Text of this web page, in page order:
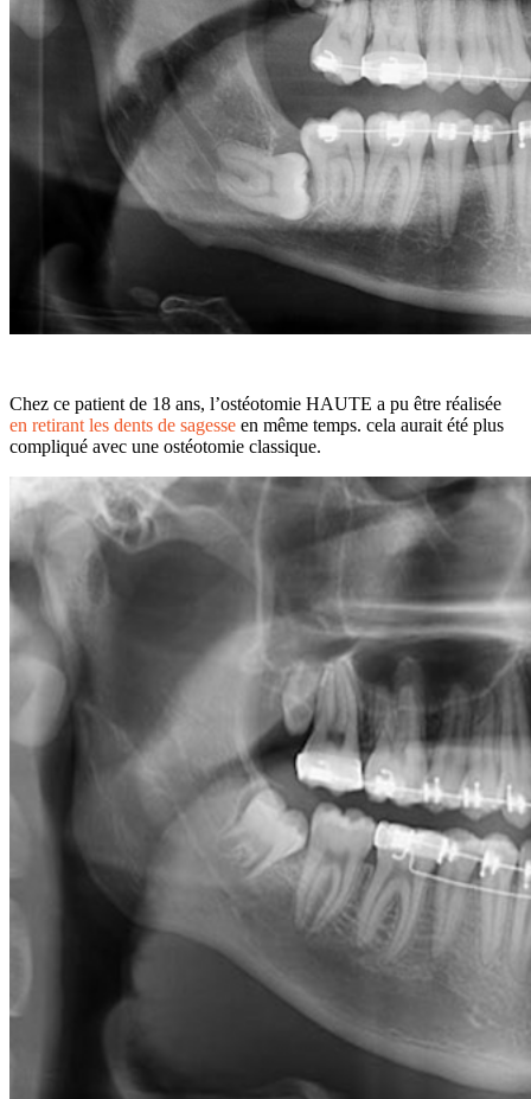
Chez ce patient de 18 ans, l’ostéotomie HAUTE a pu être réalisée
en retirant les dents de sagesse en même temps. cela aurait été plus
compliqué avec une ostéotomie classique.